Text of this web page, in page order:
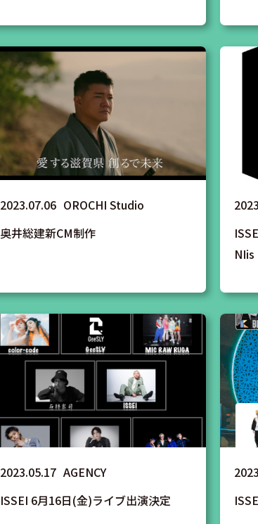
2023.07.06 OROCHI Studio
奥井総建新CM制作
NIis
2023.05.17 AGENCY
ISSEI 6月16日(金)ライブ出演決定